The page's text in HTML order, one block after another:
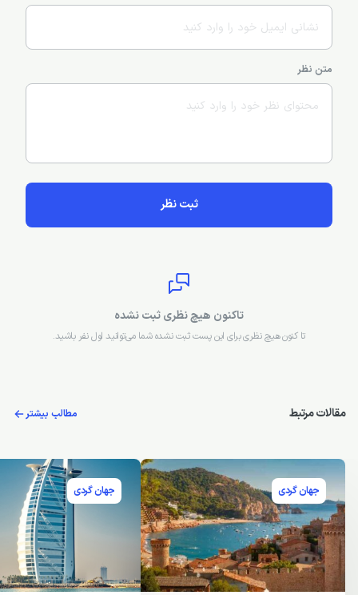
متن نظر
ثبت نظر
تاکنون هیچ نظری ثبت نشده
تا کنون هیچ نظری برای این پست ثبت نشده شما می‌توانید اول نفر باشید.
مقالات مرتبط مطالب بیشتر
جهان گردی جهان گردی